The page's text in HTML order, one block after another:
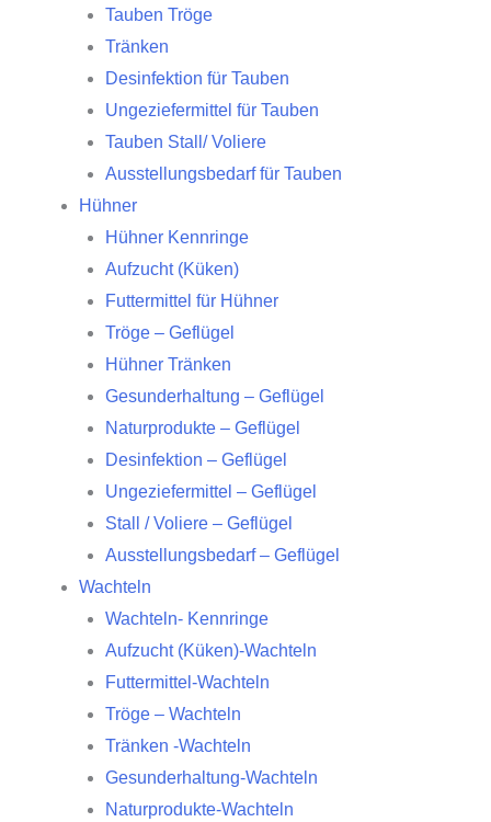
Tauben Tröge
Tränken
Desinfektion für Tauben
Ungeziefermittel für Tauben
Tauben Stall/ Voliere
Ausstellungsbedarf für Tauben
Hühner
Hühner Kennringe
Aufzucht (Küken)
Futtermittel für Hühner
Tröge – Geflügel
Hühner Tränken
Gesunderhaltung – Geflügel
Naturprodukte – Geflügel
Desinfektion – Geflügel
Ungeziefermittel – Geflügel
Stall / Voliere – Geflügel
Ausstellungsbedarf – Geflügel
Wachteln
Wachteln- Kennringe
Aufzucht (Küken)-Wachteln
Futtermittel-Wachteln
Tröge – Wachteln
Tränken -Wachteln
Gesunderhaltung-Wachteln
Naturprodukte-Wachteln